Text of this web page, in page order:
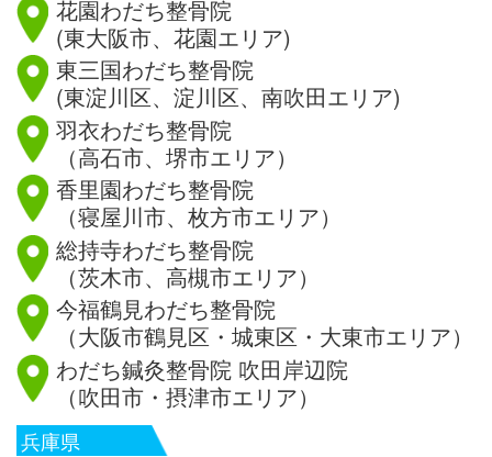
花園わだち整骨院
(東大阪市、花園エリア)
東三国わだち整骨院
(東淀川区、淀川区、南吹田エリア)
羽衣わだち整骨院
（高石市、堺市エリア）
香里園わだち整骨院
（寝屋川市、枚方市エリア）
総持寺わだち整骨院
（茨木市、高槻市エリア）
今福鶴見わだち整骨院
（大阪市鶴見区・城東区・大東市エリア）
わだち鍼灸整骨院 吹田岸辺院
（吹田市・摂津市エリア）
兵庫県